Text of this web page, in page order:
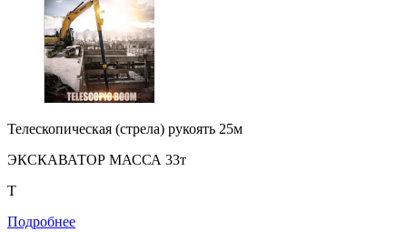
Телескопическая (стрела) рукоять 25м
ЭКСКАВАТОР МАССА 33т
Т
Подробнее